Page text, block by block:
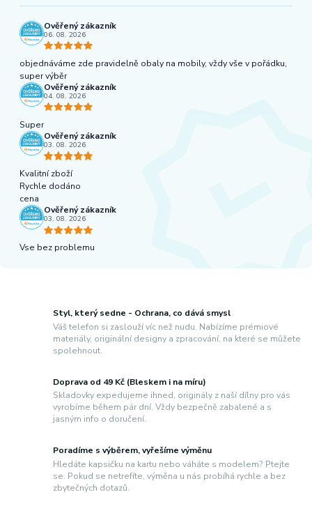
Styl, který sedne - Ochrana, co dává smysl
Váš telefon si zaslouží víc než nudu. Nabízíme prémiové
materiály, originální designy a zpracování, na které se můžete
spolehnout.
Doprava od 49 Kč (Bleskem i na míru)
Skladovky expedujeme ihned, originály z naší dílny pro vás
vyrobíme během pár dní. Vždy bezpečně zabalené a s
jasným info o doručení.
Poradíme s výběrem, vyřešíme výměnu
Hledáte kapsičku na kartu nebo váháte s modelem? Ptejte
se. Pokud se netrefíte, výměna u nás probíhá rychle a bez
zbytečných dotazů.
Ověřený zákazník
06. 08. 2026
objednáváme zde pravidelně obaly na mobily, vždy vše v pořádku,
super výběr
Ověřený zákazník
04. 08. 2026
Super
Ověřený zákazník
03. 08. 2026
Kvalitní zboží
Rychle dodáno
cena
Ověřený zákazník
03. 08. 2026
Vse bez problemu